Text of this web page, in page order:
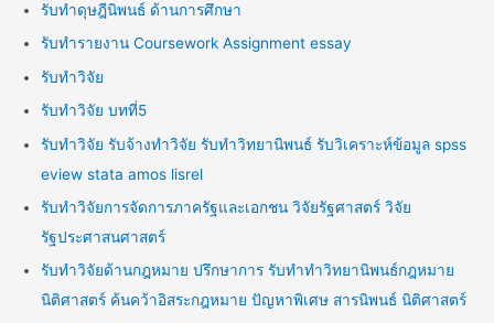
รับทำดุษฎีนิพนธ์ ด้านการศึกษา
รับทำรายงาน Coursework Assignment essay
รับทำวิจัย
รับทำวิจัย บทที่5
รับทำวิจัย รับจ้างทำวิจัย รับทำวิทยานิพนธ์ รับวิเคราะห์ข้อมูล spss
eview stata amos lisrel
รับทำวิจัยการจัดการภาครัฐและเอกชน วิจัยรัฐศาสตร์ วิจัย
รัฐประศาสนศาสตร์
รับทำวิจัยด้านกฎหมาย ปรึกษาการ รับทำทำวิทยานิพนธ์กฎหมาย
นิติศาสตร์ ค้นคว้าอิสระกฎหมาย ปัญหาพิเศษ สารนิพนธ์ นิติศาสตร์